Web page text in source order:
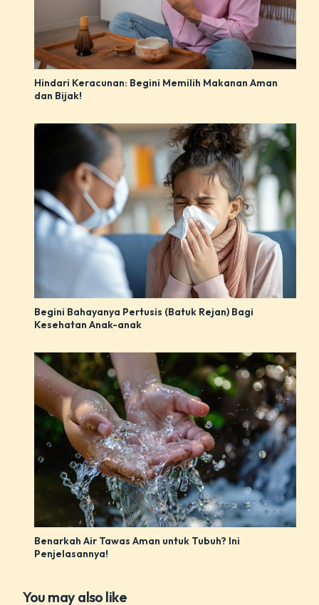
Hindari Keracunan: Begini Memilih Makanan Aman
dan Bijak!
Begini Bahayanya Pertusis (Batuk Rejan) Bagi
Kesehatan Anak-anak
Benarkah Air Tawas Aman untuk Tubuh? Ini
Penjelasannya!
You may also like